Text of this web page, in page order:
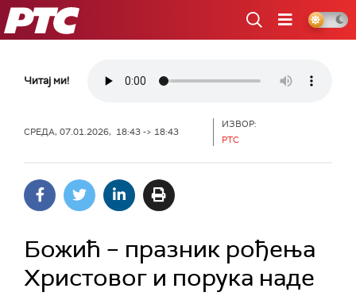
РТС
Читај ми!
СРЕДА, 07.01.2026, 18:43 -> 18:43
ИЗВОР:
РТС
Божић – празник рођења
Христовог и порука наде